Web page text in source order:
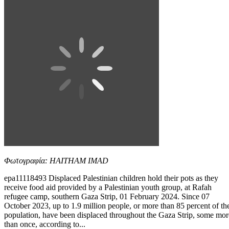
Φωτογραφία: HAITHAM IMAD
epa11118493 Displaced Palestinian children hold their pots as they
receive food aid provided by a Palestinian youth group, at Rafah
refugee camp, southern Gaza Strip, 01 February 2024. Since 07
October 2023, up to 1.9 million people, or more than 85 percent of
population, have been displaced throughout the Gaza Strip, some
than once, according to...